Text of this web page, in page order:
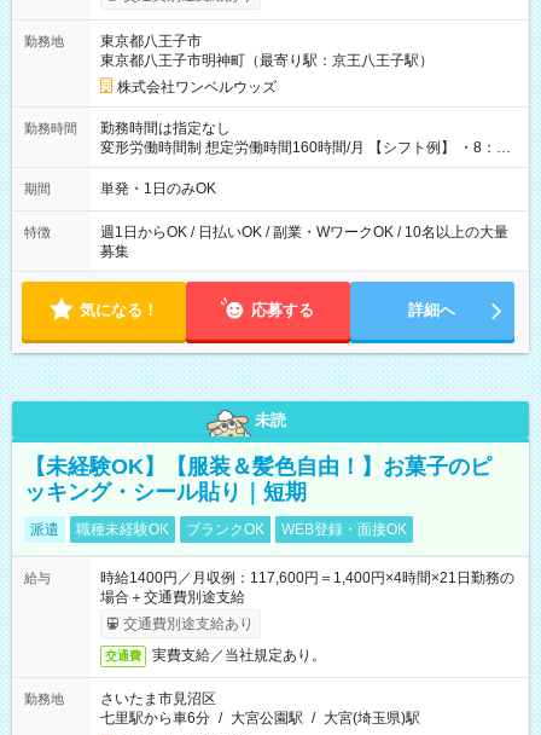
ンビニATMから 日払い分を引き落とせます！ 【試用期間】試
勤務地
東京都八王子市
東京都八王子市明神町（最寄り駅：京王八王子駅）
株式会社ワンベルウッズ
勤務時間
勤務時間は指定なし
変形労働時間制 想定労働時間160時間/月 【シフト例】 ・8：00
～21：00
期間 単発・1日のみOK
特徴
週1日からOK / 日払いOK / 副業・WワークOK / 10名以上の大量
募集
気になる！ 応募する 詳細へ
未読
【未経験OK】【服装＆髪色自由！】お菓子のピ
ッキング・シール貼り｜短期
派遣 職種未経験OK ブランクOK WEB登録・面接OK
給与
時給1400円／月収例：117,600円＝1,400円×4時間×21日勤務の
場合＋交通費別途支給
交通費別途支給あり
交通費 実費支給／当社規定あり。
勤務地
さいたま市見沼区
七里駅から車6分 / 大宮公園駅 / 大宮(埼玉県)駅